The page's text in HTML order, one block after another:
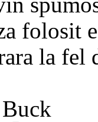
folosit
la fel